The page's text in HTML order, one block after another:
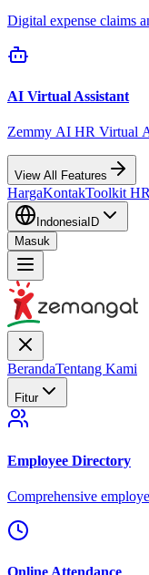
Digital expense claims
AI Virtual Assistant
Zemmy AI HR Virtual
View All Features
HargaKontakToolkit
IndonesiaID
Masuk
BerandaTentang Kami
Fitur
Employee Directory
Comprehensive
Online Attendance